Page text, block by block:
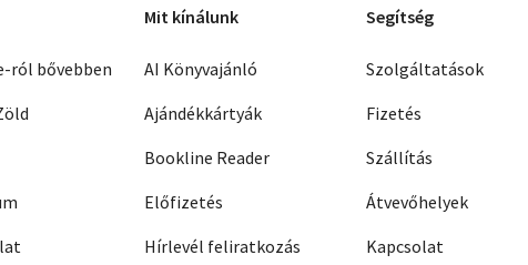
ról bővebben
Mit kínálunk
AI Könyvajánló
Ajándékkártyák
Bookline Reader
Előfizetés
Hírlevél feliratkozás
Segítség
Szolgáltatások
Fizetés
Szállítás
Átvevőhelyek
Kapcsolat